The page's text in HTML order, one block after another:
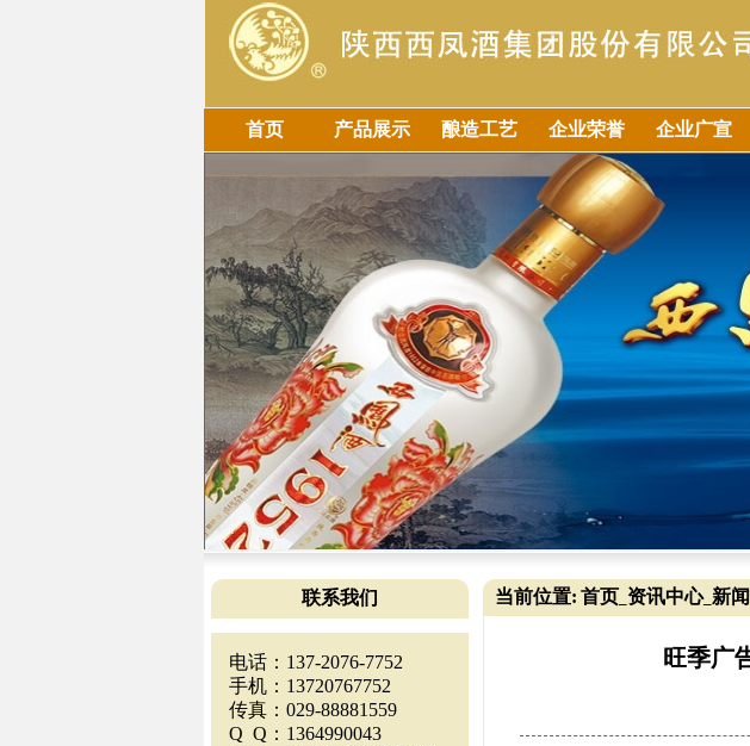
首页 产品展示 酿造工艺 企业荣誉 企业广宣
联系我们
电话：137-2076-7752
手机：13720767752
传真：029-88881559
Q Q：1364990043
当前位置: 首页 资讯中心_ 新
旺季广